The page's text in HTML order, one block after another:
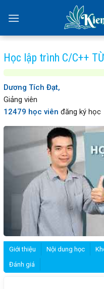
Học lập trình C/C++
Dương Tích Đạt,
Giảng viên
12479 học viên đăng ký học
Giới thiệu Nội dung học
Đánh giá